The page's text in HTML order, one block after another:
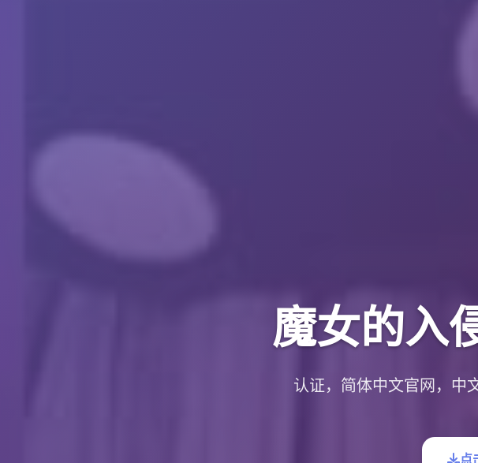
魔女的入
认证，简体中文官网，中
点